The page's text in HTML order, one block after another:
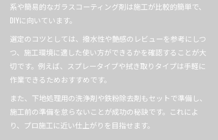
系や簡易的なガラスコーティング剤は施工が比較的簡単で、
DIYに向いています。
選定のコツとしては、撥水性や艶感のレビューを参考にしつ
つ、施工環境に適した使い方ができるかを確認することが大
切です。例えば、スプレータイプや拭き取りタイプは手軽に
作業できるためおすすめです。
また、下地処理用の洗浄剤や鉄粉除去剤もセットで準備し、
施工前の準備を怠らないことが成功の秘訣です。これによ
り、プロ施工に近い仕上がりを目指せます。